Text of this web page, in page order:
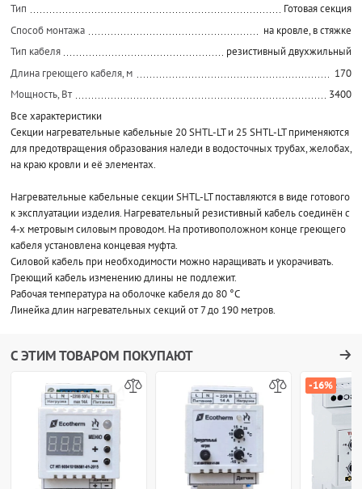
Тип
Готовая секция
Способ монтажа
на кровле, в стяжке
Тип кабеля
резистивный двухжильный
Длина греющего кабеля, м
170
Мощность, Вт
3400
Все характеристики
Секции нагревательные кабельные 20 SHTL-LT и 25 SHTL-LT применяются
для предотвращения образования наледи в водосточных трубах, желобах,
на краю кровли и её элементах.
Нагревательные кабельные секции SHTL-LT поставляются в виде готового
к эксплуатации изделия. Нагревательный резистивный кабель соединён с
4-х метровым силовым проводом. На противоположном конце греющего
кабеля установлена концевая муфта.
Силовой кабель при необходимости можно наращивать и укорачивать.
Греющий кабель изменению длины не подлежит.
Рабочая температура на оболочке кабеля до 80 °С
Линейка длин нагревательных секций от 7 до 190 метров.
С ЭТИМ ТОВАРОМ ПОКУПАЮТ
-16%